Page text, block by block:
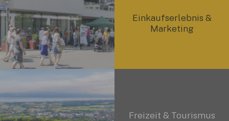
Einkaufserlebnis &
Marketing
Freizeit & Tourismus